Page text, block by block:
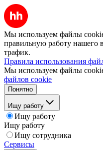
Мы используем файлы
правильную работу нашего
трафик.
Правила использования
Мы используем файлы
файлов cookie
Понятно
Ищу работу
Ищу работу
Ищу работу
Ищу сотрудника
Сервисы